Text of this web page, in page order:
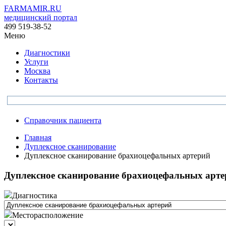
FARMAMIR.RU
медицинский портал
499 519-38-52
Меню
Диагностики
Услуги
Москва
Контакты
Справочник пациента
Главная
Дуплексное сканирование
Дуплексное сканирование брахиоцефальных артерий
Дуплексное сканирование брахиоцефальных
Диагностика
Месторасположение